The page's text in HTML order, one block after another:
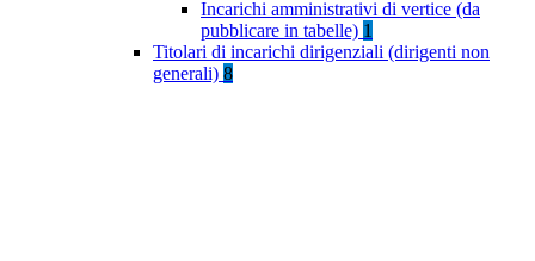
Incarichi amministrativi di vertice (da
pubblicare in tabelle) 1
Titolari di incarichi dirigenziali (dirigenti non
generali) 8